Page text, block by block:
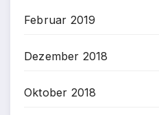
Februar 2019
Dezember 2018
Oktober 2018